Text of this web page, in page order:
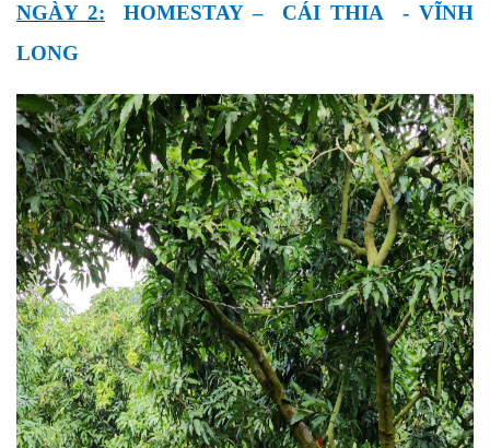
NGÀY 2: HOMESTAY – CÁI THIA - VĨNH
LONG